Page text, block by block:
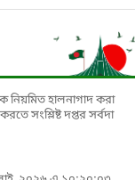
নিয়মিত হালনাগাদ করা
সংশ্লিষ্ট দপ্তর সর্বদা